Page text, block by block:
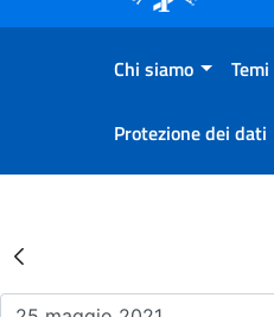
Chi siamo Temi
Protezione dei dati
Risultati della